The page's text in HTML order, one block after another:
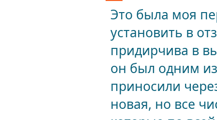
Это была моя
установить в
придирчива в
он был одним
приносили
новая, но все